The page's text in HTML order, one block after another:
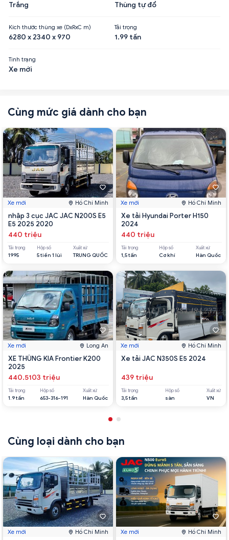
Trắng Thùng tự đổ
Kích thước thùng xe (DxRxC m)
6280 x 2340 x 970
Tải trọng
1.99 tấn
Tình trạng
Xe mới
Cùng mức giá dành cho bạn
Xe mới Hồ Chí Minh
nhập 3 cục JAC JAC N200S E5
E5 2025 2020
440 triệu
Tải trọng
1995
Hộp số
5 tiến 1 lùi
Xuất xứ
TRUNG QUỐC
Xe mới Long An
XE THÙNG KIA Frontier K200
2025
440.5103 triệu
Tải trọng
1.9 tấn
Hộp số
653-316-191
Xuất xứ
Hàn Quốc
Xe mới Hồ Chí Minh
Xe tải Hyundai Porter H150
2024
440 triệu
Tải trọng
1,5 tấn
Hộp số
Cơ khí
Xuất xứ
Hàn Quốc
Xe mới Hồ Chí Minh
Xe tải JAC N350S E5 2024
439 triệu
Tải trọng
3,5 tấn
Hộp số
sàn
Xuất xứ
VN
Cùng loại dành cho bạn
Xe mới Hồ Chí Minh Xe mới Hồ Chí Minh